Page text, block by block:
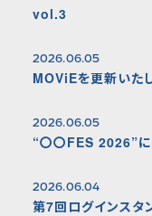
vol.3
2026.06.05
MOViEを更新いたし
2026.06.05
“〇〇FES 2026”に
2026.06.04
第7回ログインスタ